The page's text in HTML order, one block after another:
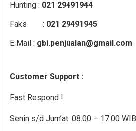
Hunting : 021 29491944
Faks : 021 29491945
E Mail : gbi.penjualan@gmail.com
Customer Support :
Fast Respond !
Senin s/d Jum’at 08.00 – 17.00 WIB